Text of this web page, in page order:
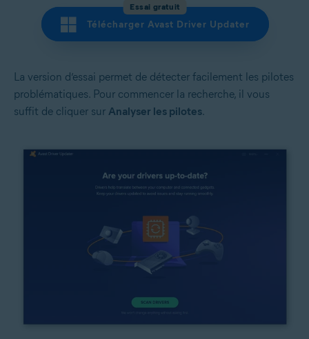
Essai gratuit
Télécharger Avast Driver Updater
La version d’essai permet de détecter facilement les pilotes
problématiques. Pour commencer la recherche, il vous
suffit de cliquer sur Analyser les pilotes.